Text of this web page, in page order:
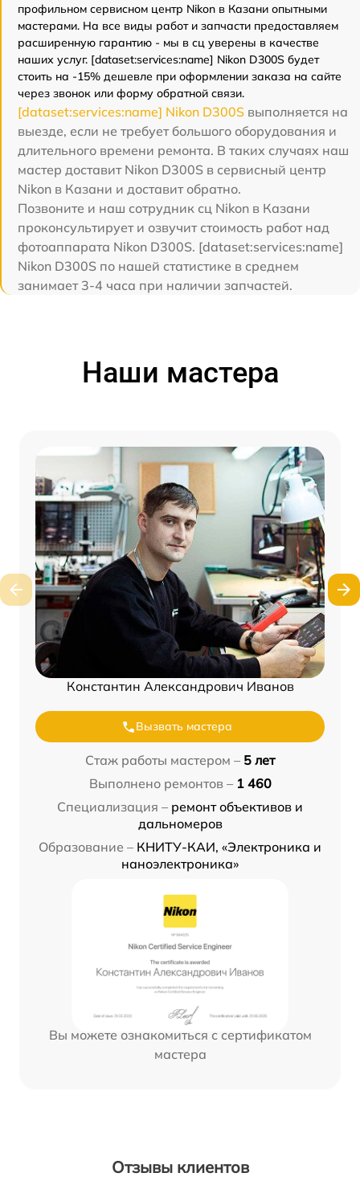
профильном сервисном центр Nikon в Казани опытными
мастерами. На все виды работ и запчасти предоставляем
расширенную гарантию - мы в сц уверены в качестве
наших услуг. [dataset:services:name] Nikon D300S будет
стоить на -15% дешевле при оформлении заказа на сайте
через звонок или форму обратной связи.
[dataset:services:name] Nikon D300S выполняется на
выезде, если не требует большого оборудования и
длительного времени ремонта. В таких случаях наш
мастер доставит Nikon D300S в сервисный центр
Nikon в Казани и доставит обратно.
Позвоните и наш сотрудник сц Nikon в Казани
проконсультирует и озвучит стоимость работ над
фотоаппарата Nikon D300S. [dataset:services:name]
Nikon D300S по нашей статистике в среднем
занимает 3-4 часа при наличии запчастей.
Наши мастера
Константин Александрович Иванов
Вызвать мастера
Стаж работы мастером – 5 лет
Выполнено ремонтов – 1 460
Специализация – ремонт объективов и
дальномеров
Образование – КНИТУ-КАИ, «Электроника и
наноэлектроника»
Вы можете ознакомиться с сертификатом
мастера
Отзывы клиентов